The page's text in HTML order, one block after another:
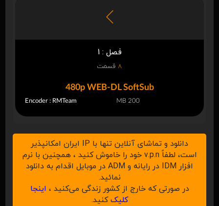
فصل : 1
8 قسمت
480p WEB-DL SoftSub
Encoder : RMTeam 200 MB
دانلود و تماشای آنلاین تنها با IP ایران امکانپذیر
است، لطفاً v.p.n خود را خاموش کنید ، همچنین با نرم
افزار IDM در رایانه و ADM در موبایل اقدام به دانلود
نمائید.
در صورتی که خارج از کشور زندگی می‌کنید ، اینجا
کلیککنید.